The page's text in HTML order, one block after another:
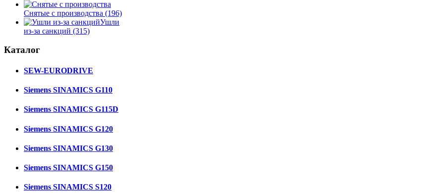
Снятые с производства (196)
Ушли
из-за санкций (315)
Каталог
SEW-EURODRIVE
Siemens SINAMICS G110
Siemens SINAMICS G115D
Siemens SINAMICS G120
Siemens SINAMICS G130
Siemens SINAMICS G150
Siemens SINAMICS S120